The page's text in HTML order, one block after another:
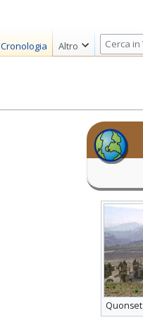
Quonset
Cronologia Altro
R
i
r
c
a